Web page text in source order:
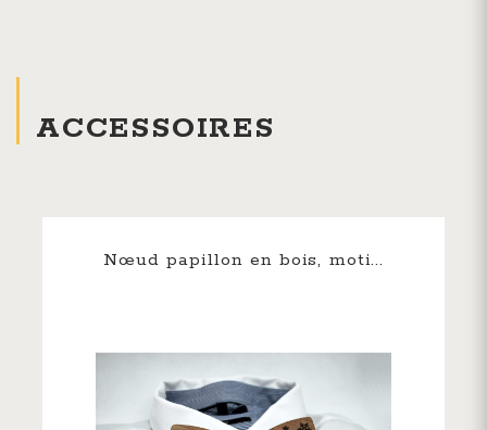
ACCESSOIRES
Nœud papillon en bois, moti...